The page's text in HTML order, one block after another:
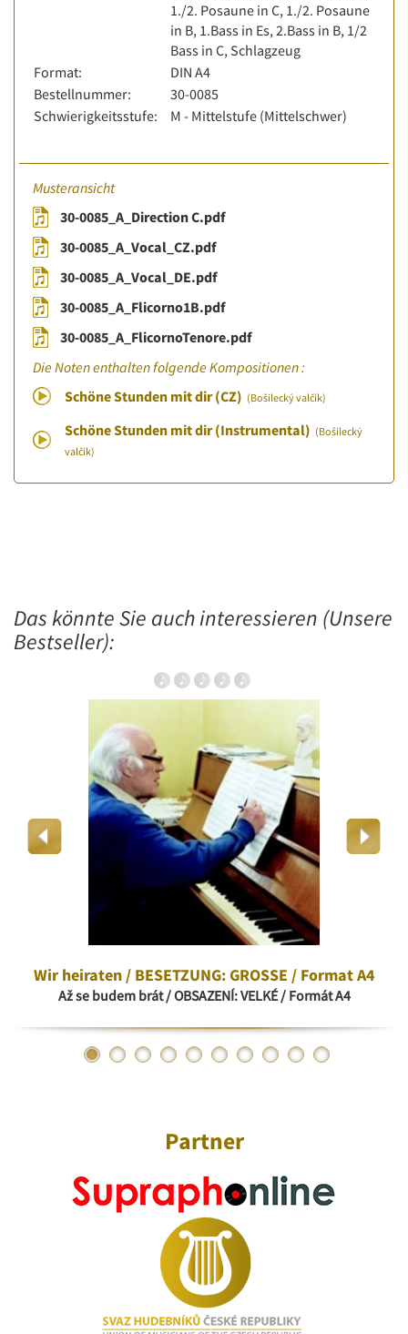
1./2. Posaune in C, 1./2. Posaune
in B, 1.Bass in Es, 2.Bass in B, 1/2
Bass in C, Schlagzeug
Format:
DIN A4
Bestellnummer:
30-0085
Schwierigkeitsstufe:
M - Mittelstufe (Mittelschwer)
Musteransicht
30-0085_A_Direction C.pdf
30-0085_A_Vocal_CZ.pdf
30-0085_A_Vocal_DE.pdf
30-0085_A_Flicorno1B.pdf
30-0085_A_FlicornoTenore.pdf
Die Noten enthalten folgende Kompositionen :
Schöne Stunden mit dir (CZ) (Bošilecký valčík)
Schöne Stunden mit dir (Instrumental) (Bošilecký
valčík)
Das könnte Sie auch interessieren (Unsere
Bestseller):
Wir heiraten / BESETZUNG: GROSSE / Format A4
Až se budem brát / OBSAZENÍ: VELKÉ / Formát A4
Partner